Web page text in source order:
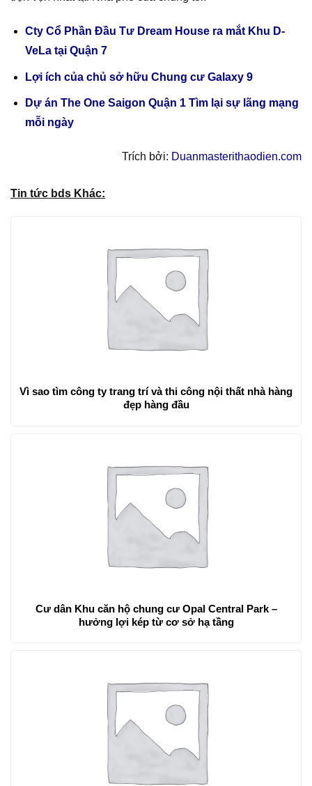
Cty Cổ Phần Đầu Tư Dream House ra mắt Khu D-
VeLa tại Quận 7
Lợi ích của chủ sở hữu Chung cư Galaxy 9
Dự án The One Saigon Quận 1 Tìm lại sự lãng mạng
mỗi ngày
Trích bởi: Duanmasterithaodien.com
Tin tức bds Khác:
Vì sao tìm công ty trang trí và thi công nội thất nhà hàng
đẹp hàng đầu
Cư dân Khu căn hộ chung cư Opal Central Park –
hưởng lợi kép từ cơ sở hạ tầng